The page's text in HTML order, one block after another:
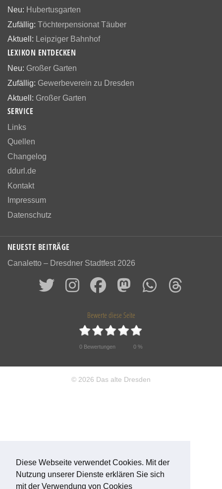
Diese Webseite verwendet Cookies. Mit der
Nutzung unserer Dienste erklären Sie sich
mit der Verwendung von Cookies
Neu: Hubertusgarten
Zufällig: Töchterpensionat Täuber
Aktuell: Leipziger Bahnhof
LEXIKON ENTDECKEN
Neu: Großer Garten
Zufällig: Gewerbeverein zu Dresden
Aktuell: Großer Garten
SERVICE
Links
Quellen
Changelog
ddurl.de
Kontakt
Impressum
Datenschutz
NEUESTE BEITRÄGE
Canaletto – Dresdner Stadtfest 2026
Bewerte diese Seite
0 Bewertungen 0 %
© 2026 Das alte Dresden